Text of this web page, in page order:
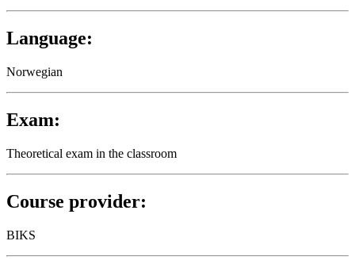
Language:
Norwegian
Exam:
Theoretical exam in the classroom
Course provider:
BIKS